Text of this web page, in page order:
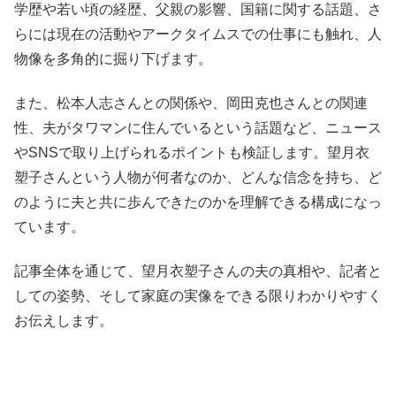
学歴や若い頃の経歴、父親の影響、国籍に関する話題、さ
らには現在の活動やアークタイムスでの仕事にも触れ、人
物像を多角的に掘り下げます。
また、松本人志さんとの関係や、岡田克也さんとの関連
性、夫がタワマンに住んでいるという話題など、ニュース
やSNSで取り上げられるポイントも検証します。望月衣
塑子さんという人物が何者なのか、どんな信念を持ち、ど
のように夫と共に歩んできたのかを理解できる構成になっ
ています。
記事全体を通じて、望月衣塑子さんの夫の真相や、記者と
しての姿勢、そして家庭の実像をできる限りわかりやすく
お伝えします。